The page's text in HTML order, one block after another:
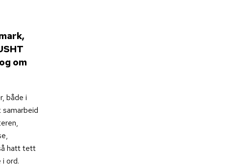
om
både i
hatt tett
ord.